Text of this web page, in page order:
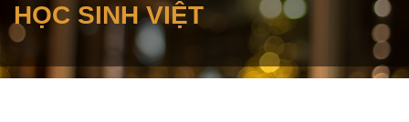
HỌC SINH VIỆT